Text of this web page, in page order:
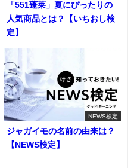
「551蓬莱」夏にぴったりの
人気商品とは？【いちおし検
定】
NEWS検定
ジャガイモの名前の由来は？
【NEWS検定】